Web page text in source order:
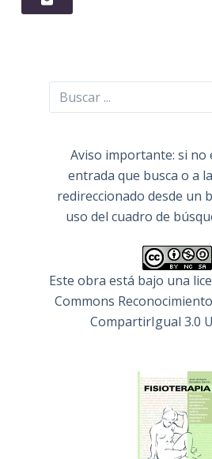
Buscar
Aviso importante: si no
entrada que busca o a
redireccionado desde un
uso del cuadro de
Este obra está bajo una
Commons
CompartirIgual 3.0